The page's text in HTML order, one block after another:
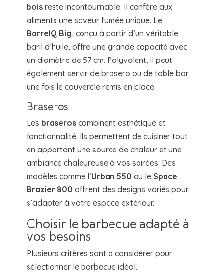
boisreste incontournable. Il confère aux
aliments une saveur fumée unique. Le
BarrelQ Big, conçu à partir d’un véritable
baril d’huile, offre une grande capacité avec
un diamètre de 57 cm. Polyvalent, il peut
également servir de brasero ou de table bar
une fois le couvercle remis en place.
Braseros
Les braseroscombinent esthétique et
fonctionnalité. Ils permettent de cuisiner tout
en apportant une source de chaleur et une
ambiance chaleureuse à vos soirées. Des
modèles comme l’Urban 550 ou le Space
Brazier 800 offrent des designs variés pour
s’adapter à votre espace extérieur.
Choisir le barbecue adapté à
vos besoins
Plusieurs critères sont à considérer pour
sélectionner le barbecue idéal.